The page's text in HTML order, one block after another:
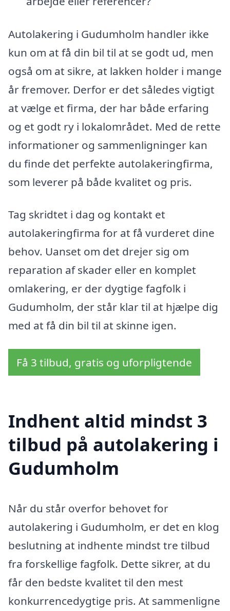
Autolakering i Gudumholm handler ikke
kun om at få din bil til at se godt ud, men
også om at sikre, at lakken holder i mange
år fremover. Derfor er det således vigtigt
at vælge et firma, der har både erfaring
og et godt ry i lokalområdet. Med de rette
informationer og sammenligninger kan
du finde det perfekte autolakeringfirma,
som leverer på både kvalitet og pris.
Tag skridtet i dag og kontakt et
autolakeringfirma for at få vurderet dine
behov. Uanset om det drejer sig om
reparation af skader eller en komplet
omlakering, er der dygtige fagfolk i
Gudumholm, der står klar til at hjælpe dig
med at få din bil til at skinne igen.
Få 3 tilbud, gratis og uforpligtende
Indhent altid mindst 3
tilbud på autolakering i
Gudumholm
Når du står overfor behovet for
autolakering i Gudumholm, er det en klog
beslutning at indhente mindst tre tilbud
fra forskellige fagfolk. Dette sikrer, at du
får den bedste kvalitet til den mest
konkurrencedygtige pris. At sammenligne